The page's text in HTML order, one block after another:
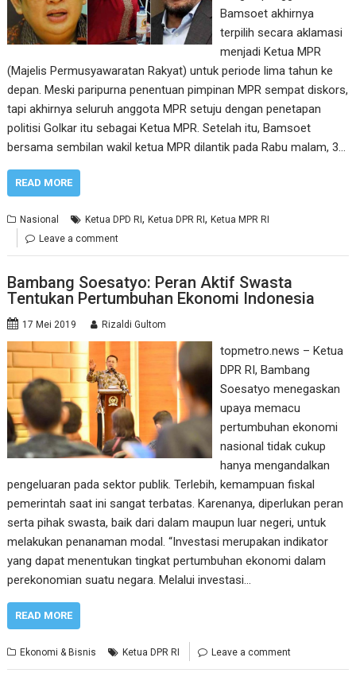
Bamsoet akhirnya
terpilih secara aklamasi
menjadi Ketua MPR
(Majelis Permusyawaratan Rakyat) untuk periode lima tahun ke
depan. Meski paripurna penentuan pimpinan MPR sempat diskors,
tapi akhirnya seluruh anggota MPR setuju dengan penetapan
politisi Golkar itu sebagai Ketua MPR. Setelah itu, Bamsoet
bersama sembilan wakil ketua MPR dilantik pada Rabu malam, 3…
READ MORE
Nasional Ketua DPD RI,Ketua DPR RI,Ketua MPR RI
Leave a comment
Bambang Soesatyo: Peran Aktif Swasta
Tentukan Pertumbuhan Ekonomi Indonesia
17 Mei 2019 Rizaldi Gultom
topmetro.news – Ketua
DPR RI, Bambang
Soesatyo menegaskan
upaya memacu
pertumbuhan ekonomi
nasional tidak cukup
hanya mengandalkan
pengeluaran pada sektor publik. Terlebih, kemampuan fiskal
pemerintah saat ini sangat terbatas. Karenanya, diperlukan peran
serta pihak swasta, baik dari dalam maupun luar negeri, untuk
melakukan penanaman modal. “Investasi merupakan indikator
yang dapat menentukan tingkat pertumbuhan ekonomi dalam
perekonomian suatu negara. Melalui investasi…
READ MORE
Ekonomi & Bisnis Ketua DPR RI Leave a comment